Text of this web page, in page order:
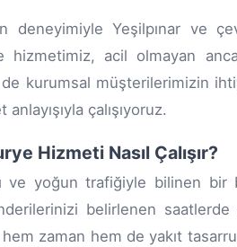
deneyimiyle Yeşilpınar ve
hizmetimiz, acil olmayan
kurumsal müşterilerimizin
çalışıyoruz.
Hizmeti Nasıl Çalışır?
ve yoğun trafiğiyle bilinen
belirlenen
zaman hem de yakıt